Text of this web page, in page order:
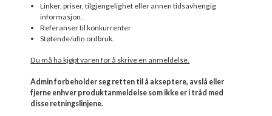
Linker, priser, tilgjengelighet eller annen tidsavhengig
informasjon.
Referanser til konkurrenter
Støtende/ufin ordbruk.
Du må ha kjøpt varen for å skrive en anmeldelse.
Admin forbeholder seg retten til å akseptere, avslå eller
fjerne enhver produktanmeldelse som ikke er i tråd med
disse retningslinjene.